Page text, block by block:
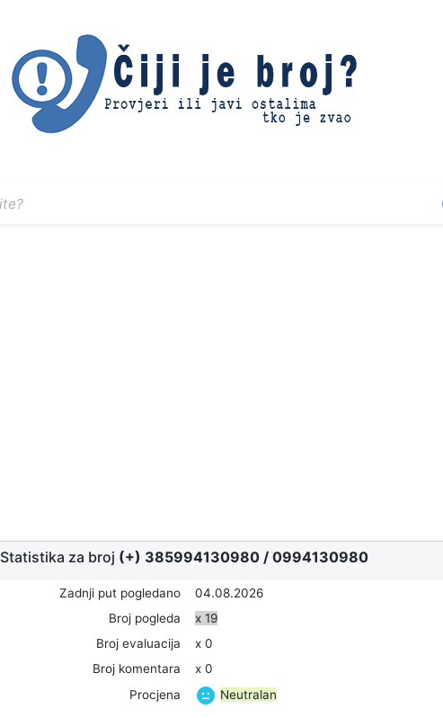
Statistika za broj (+) 385994130980 / 0994130980
Zadnji put pogledano
04.08.2026
Broj pogleda
x 19
Broj evaluacija
x 0
Broj komentara
x 0
Procjena
Neutralan